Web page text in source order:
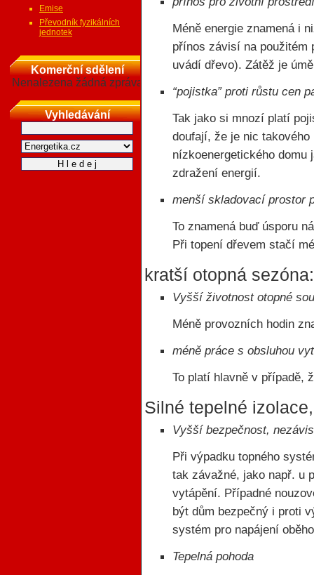
Emise
Převodník fyzikálních
jednotek
Komerční sdělení
Nenalezena žádná zpráva
Vyhledávání
Méně energie znamená i
přínos závisí na použitém
uvádí dřevo). Zátěž je
“pojistka” proti růstu cen
Tak jako si mnozí platí
doufají, že je nic
nízkoenergetického domu
zdražení energií.
menší skladovací prostor
To znamená buď úsporu
Při topení dřevem stačí
kratší otopná sezóna:
Vyšší životnost otopné
Méně provozních hodin
méně práce s obsluhou
To platí hlavně v případě,
Silné tepelné
Vyšší bezpečnost,
Při výpadku topného
tak závažné, jako např. u
vytápění. Případné
být dům bezpečný i proti
systém pro napájení
Tepelná pohoda